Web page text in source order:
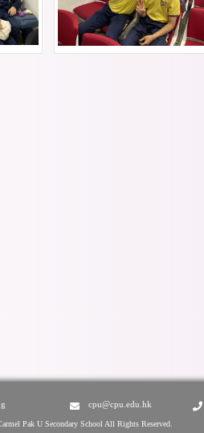
cpu@cpu.edu.hk
Pak U Secondary School All Rights Reserved.